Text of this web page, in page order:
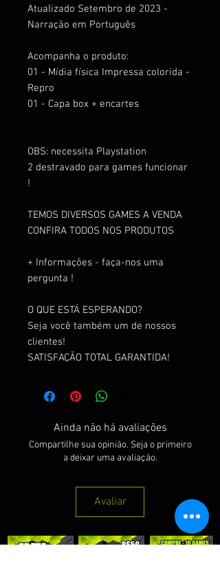
Atualizado Setembro de 2023 -
Narração em Português
Acompanha o produto:
01 - Mídia física Impressa colorida -
Repro
01 - Capa box + encartes
OBS: necessita Playstation
2 destravado para games funcionar
!
TEMOS DIVERSOS GAMES A VENDA
CONFIRA TODOS NOS PRODUTOS
+ Informações - faça-nos uma
pergunta !
O QUE ESTÁ ESPERANDO?
Seja você também um de nossos
clientes!
SATISFAÇÃO TOTAL GARANTIDA!
Ainda não há avaliações
Compartilhe sua opinião. Seja o primeiro
a deixar uma avaliação.
Avaliar